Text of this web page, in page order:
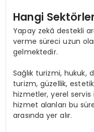
Hangi
Yapay zekâ destekli
verme süreci uzun
gelmektedir.
Sağlık turizmi, hukuk,
turizm, güzellik,
hizmetler, yerel
hizmet alanları bu
arasında yer alır.